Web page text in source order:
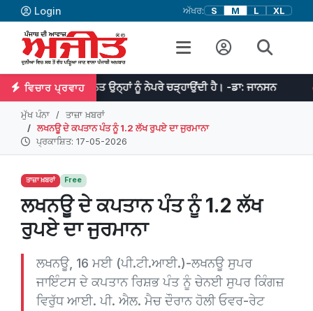
Login ਅੱਖਰ: S M L XL
ਵਿਚਾਰ ਪ੍ਰਵਾਹ
ਮਿਹਨਤ ਉਨ੍ਹਾਂ ਨੂੰ ਨੇਪਰੇ ਚੜ੍ਹਾਉਂਦੀ ਹੈ। -ਡਾ: ਜਾਨਸਨ ਜੇਕਰ ਤੁਹਾਡੇ
ਮੁੱਖ ਪੰਨਾ
ਤਾਜ਼ਾ ਖ਼ਬਰਾਂ
ਲਖਨਊ ਦੇ ਕਪਤਾਨ ਪੰਤ ਨੂੰ 1.2 ਲੱਖ ਰੁਪਏ ਦਾ ਜੁਰਮਾਨਾ
ਪ੍ਰਕਾਸ਼ਿਤ: 17-05-2026
ਤਾਜ਼ਾ ਖ਼ਬਰਾਂ Free
ਲਖਨਊ ਦੇ ਕਪਤਾਨ ਪੰਤ ਨੂੰ 1.2 ਲੱਖ
ਰੁਪਏ ਦਾ ਜੁਰਮਾਨਾ
ਲਖਨਊ, 16 ਮਈ (ਪੀ.ਟੀ.ਆਈ.)-ਲਖਨਊ ਸੁਪਰ
ਜਾਇੰਟਸ ਦੇ ਕਪਤਾਨ ਰਿਸ਼ਭ ਪੰਤ ਨੂੰ ਚੇਨਈ ਸੁਪਰ ਕਿੰਗਜ਼
ਵਿਰੁੱਧ ਆਈ. ਪੀ. ਐਲ. ਮੈਚ ਦੌਰਾਨ ਹੋਲੀ ਓਵਰ-ਰੇਟ